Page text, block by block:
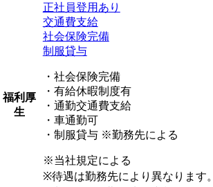
福利厚
生
正社員登用あり
交通費支給
社会保険完備
制服貸与
・社会保険完備
・有給休暇制度有
・通勤交通費支給
・車通勤可
・制服貸与 ※勤務先による
※当社規定による
※待遇は勤務先により異なります。